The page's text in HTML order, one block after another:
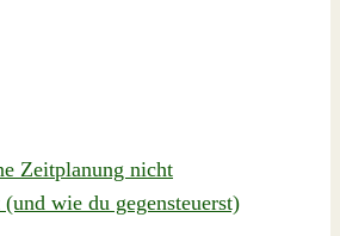
Zeitplanung nicht
wie du gegensteuerst)